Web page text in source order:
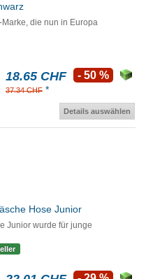
die nun in Europa
18.65 CHF
37.34 CHF *
- 50 %
Details auswählen
Hose Junior
Junior wurde für junge